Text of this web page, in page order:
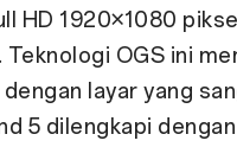
HD 1920×1080
Teknologi OGS ini
layar yang
5 dilengkapi